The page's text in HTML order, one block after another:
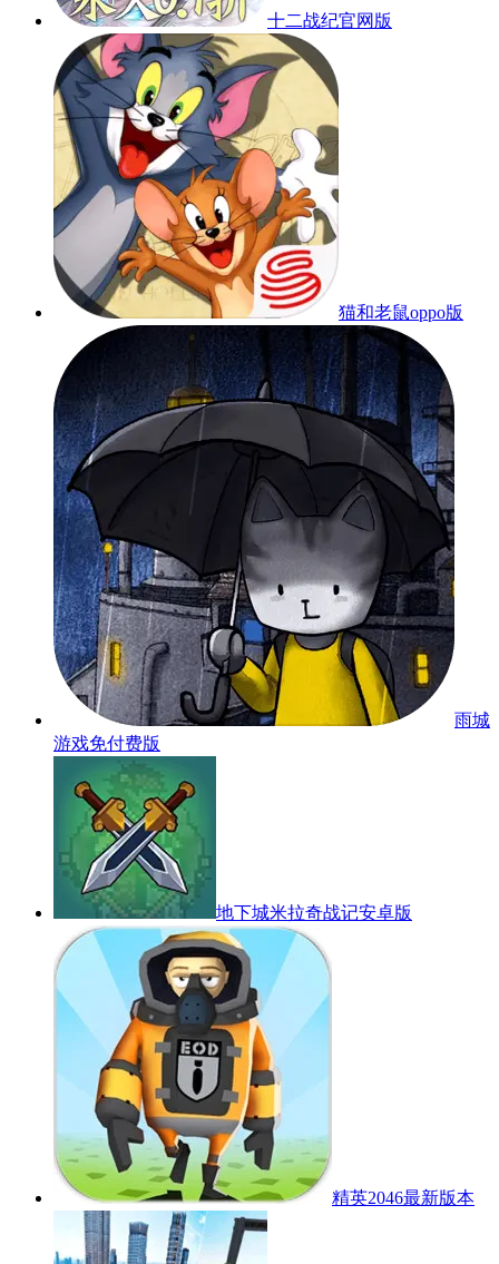
十二战纪官网版
猫和老鼠oppo版
雨城
游戏免付费版
地下城米拉奇战记安卓版
精英2046最新版本